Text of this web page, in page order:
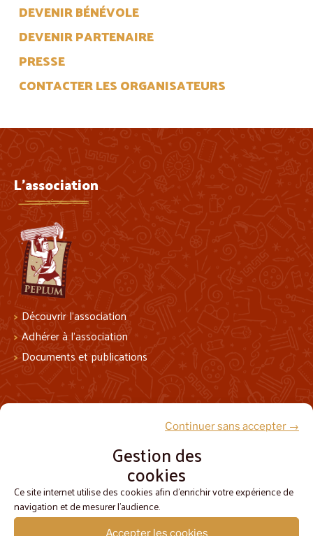
Gestion des
cookies
Ce site internet utilise des cookies afin d'enrichir votre expérience de
navigation et de mesurer l'audience.
Accepter les cookies
Continuer sans accepter →
DEVENIR BÉNÉVOLE
DEVENIR PARTENAIRE
PRESSE
CONTACTER LES ORGANISATEURS
L'association
Découvrir l’association
Adhérer à l’association
Documents et publications